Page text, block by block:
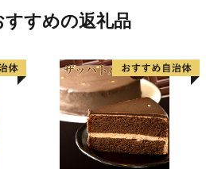
すすめの返礼品